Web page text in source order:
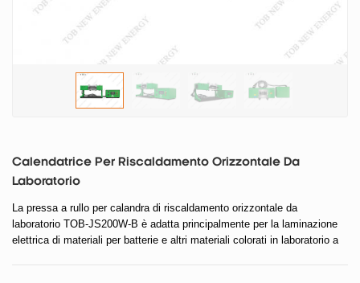
Calendatrice Per Riscaldamento Orizzontale Da
Laboratorio
La pressa a rullo per calandra di riscaldamento orizzontale da
laboratorio TOB-JS200W-B è adatta principalmente per la laminazione
elettrica di materiali per batterie e altri materiali colorati in laboratorio a